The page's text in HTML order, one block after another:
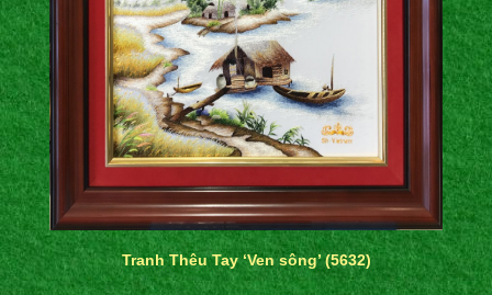
Tranh Thêu Tay ‘Ven sông’ (5632)